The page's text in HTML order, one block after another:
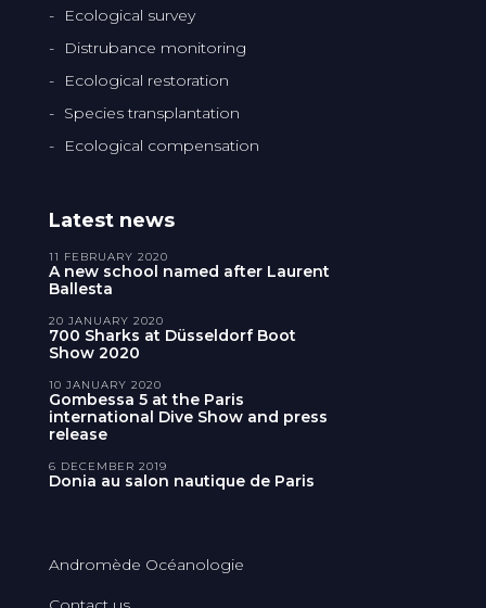
Ecological survey
Distrubance monitoring
Ecological restoration
Species transplantation
Ecological compensation
Latest news
A new school named after Laurent
Ballesta
11 FEBRUARY 2020
700 Sharks at Düsseldorf Boot
Show 2020
20 JANUARY 2020
Gombessa 5 at the Paris
international Dive Show and press
release
10 JANUARY 2020
Donia au salon nautique de Paris
6 DECEMBER 2019
Andromède Océanologie